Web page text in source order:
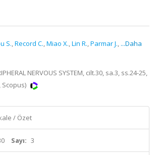
S.,Record C.,Miao X.,Lin R.,Parmar J., ...Daha
NERVOUS SYSTEM, cilt.30, sa.3, ss.24-25,
Scopus)
/ Özet
Sayı: 3